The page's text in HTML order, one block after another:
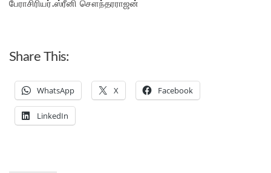
பேராசிரியர்.ஸ்ரீனி சௌந்தரராஜன்
Share This:
WhatsApp X Facebook
LinkedIn